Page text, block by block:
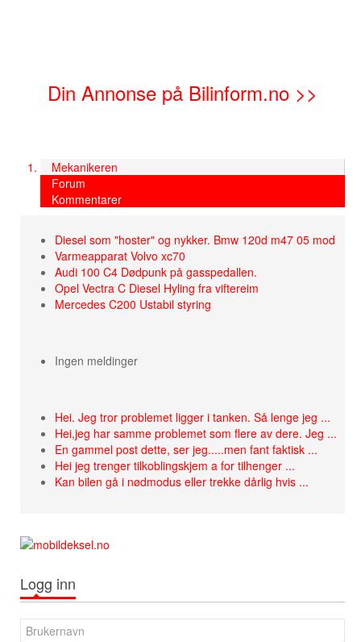
Din Annonse på Bilinform.no >>
Mekanikeren
Forum
Kommentarer
Diesel som "hoster" og nykker. Bmw 120d m47 05 mod
Varmeapparat Volvo xc70
Audi 100 C4 Dødpunk på gasspedallen.
Opel Vectra C Diesel Hyling fra viftereim
Mercedes C200 Ustabil styring
Ingen meldinger
Hei. Jeg tror problemet ligger i tanken. Så lenge jeg ...
Hei,jeg har samme problemet som flere av dere. Jeg ...
En gammel post dette, ser jeg.....men fant faktisk ...
Hei jeg trenger tilkoblingskjem a for tilhenger ...
Kan bilen gå i nødmodus eller trekke dårlig hvis ...
Logg inn